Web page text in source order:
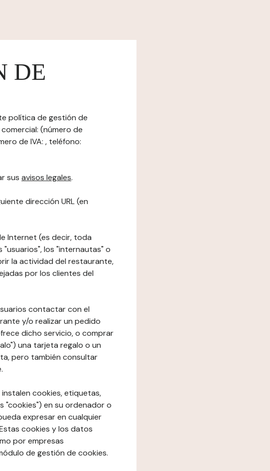
DE
política de gestión de
(número de
de IVA: , teléfono:
sus avisos legales.
dirección URL (en
Internet (es decir, toda
los "internautas" o
la actividad del restaurante,
por los clientes del
contactar con el
y/o realizar un pedido
dicho servicio, o comprar
una tarjeta regalo o un
pero también consultar
cookies, etiquetas,
"cookies") en su ordenador o
expresar en cualquier
cookies y los datos
por empresas
de gestión de cookies.